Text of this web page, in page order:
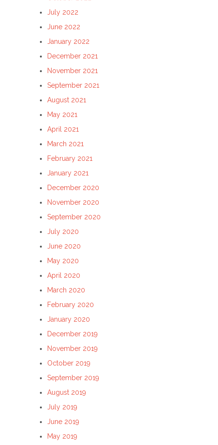
July 2022
June 2022
January 2022
December 2021
November 2021
September 2021
August 2021
May 2021
April 2021
March 2021
February 2021
January 2021
December 2020
November 2020
September 2020
July 2020
June 2020
May 2020
April 2020
March 2020
February 2020
January 2020
December 2019
November 2019
October 2019
September 2019
August 2019
July 2019
June 2019
May 2019